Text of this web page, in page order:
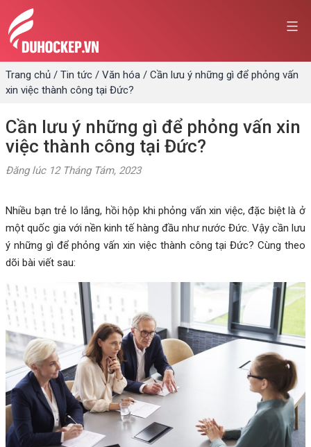
Skip
to
content
Trang chủ / Tin tức / Văn hóa / Cần lưu ý những gì để phỏng vấn
xin việc thành công tại Đức?
Cần lưu ý những gì để phỏng vấn xin
việc thành công tại Đức?
Đăng lúc 12 Tháng Tám, 2023
Nhiều bạn trẻ lo lắng, hồi hộp khi phỏng vấn xin việc, đặc biệt là ở
một quốc gia với nền kinh tế hàng đầu như nước Đức. Vậy cần lưu
ý những gì để phỏng vấn xin việc thành công tại Đức? Cùng theo
dõi bài viết sau: